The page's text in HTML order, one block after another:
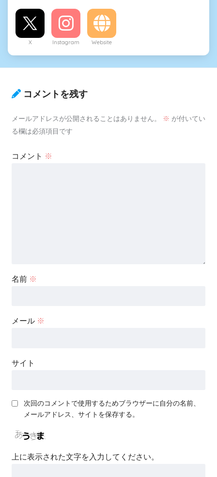
X Instagram Website
コメントを残す
メールアドレスが公開されることはありません。 ※ が付いてい
る欄は必須項目です
コメント ※
名前 ※
メール ※
サイト
次回のコメントで使用するためブラウザーに自分の名前、
メールアドレス、サイトを保存する。
上に表示された文字を入力してください。